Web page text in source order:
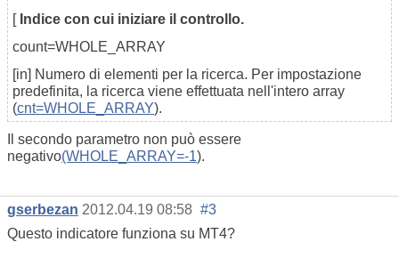
[ Indice con cui iniziare il controllo.
count=WHOLE_ARRAY
[in] Numero di elementi per la ricerca. Per impostazione
predefinita, la ricerca viene effettuata nell'intero array
(cnt=WHOLE_ARRAY).
Il secondo parametro non può essere
negativo(WHOLE_ARRAY=-1).
gserbezan 2012.04.19 08:58 #3
Questo indicatore funziona su MT4?